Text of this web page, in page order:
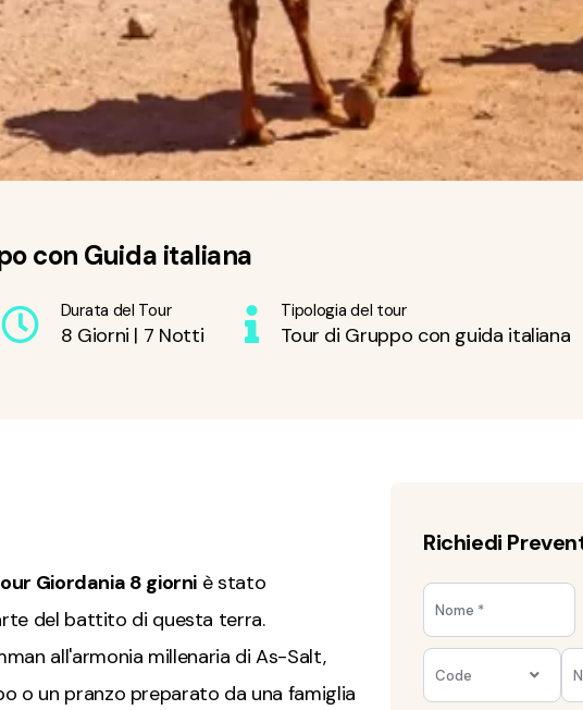
con Guida italiana
Durata del Tour
8 Giorni | 7 Notti
Tipologia del tour
Tour di Gruppo con guida italiana
Giordania 8 giorni è stato
del battito di questa terra.
all'armonia millenaria di As-Salt,
o un pranzo preparato da una famiglia
Richiedi
Code